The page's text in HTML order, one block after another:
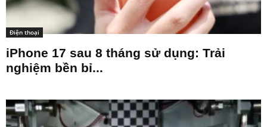
Điện thoại
iPhone 17 sau 8 tháng sử dụng: Trải
nghiệm bền bỉ...